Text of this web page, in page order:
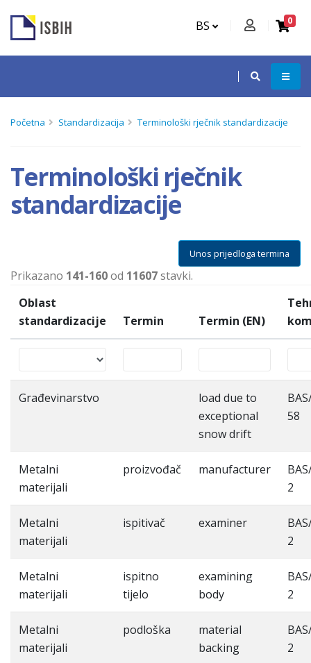
BS 0
Početna Standardizacija Terminološki rječnik standardizacije
Terminološki rječnik
standardizacije
Unos prijedloga termina
Prikazano 141-160od 11607stavki.
Oblast
standardizacije
Termin Termin (EN)
Građevinarstvo
load due to
exceptional
snow drift
58
Metalni
materijali
proizvođač manufacturer
2
Metalni
materijali
ispitivač examiner
2
Metalni
materijali
ispitno
tijelo
examining
body
2
Metalni
materijali
podloška
material
backing
2